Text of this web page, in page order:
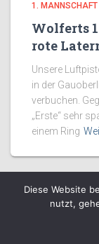
1. MANNSCHAFT
Wolferts
rote
Unsere
in der
verbuchen.
„Erste“ sehr
einem Ring
Diese Website
nutzt,